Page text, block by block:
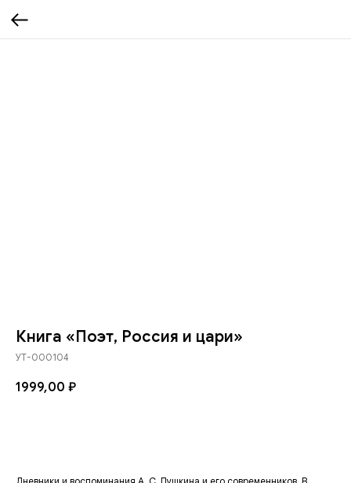
Книга «Поэт, Россия и цари»
УТ-000104
1999,00 ₽